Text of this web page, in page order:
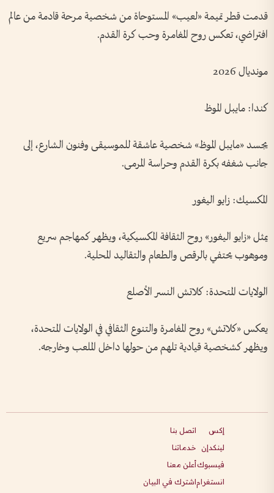
قدمت قطر تميمة «لعيب» المستوحاة من شخصية مرحة قادمة من عالم
افتراضي، تعكس روح المغامرة وحب كرة القدم.
مونديال 2026
كندا: مايبل الموظ
يجسد «مايبل الموظ» شخصية عاشقة للموسيقى وفنون الشارع، إلى
جانب شغفه بكرة القدم وحراسة المرمى.
المكسيك: زايو اليغور
يمثل «زايو اليغور» روح الثقافة المكسيكية، ويظهر كمهاجم سريع
وموهوب يحتفي بالرقص والطعام والتقاليد المحلية.
الولايات المتحدة: كلاتش النسر الأصلع
يعكس «كلاتش» روح المغامرة والتنوع الثقافي في الولايات المتحدة،
ويظهر كشخصية قيادية تلهم من حولها داخل الملعب وخارجه.
إكس
لينكدإن
فيسبوك
انستغرام
اتصل بنا
خدماتنا
أعلن معنا
اشترك في البيان